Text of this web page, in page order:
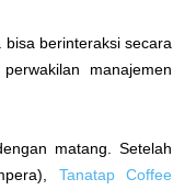
berinteraksi secara
manajemen
matang. Setelah
Tanatap Coffee